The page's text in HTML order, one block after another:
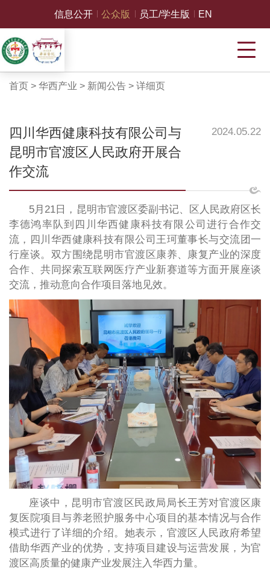
信息公开 公众版 员工/学生版 EN
首页 > 华西产业 > 新闻公告> 详细页
四川华西健康科技有限公司与
昆明市官渡区人民政府开展合
作交流
2024.05.22
5月21日，昆明市官渡区委副书记、区人民政府区长
李德鸿率队到四川华西健康科技有限公司进行合作交
流，四川华西健康科技有限公司王珂董事长与交流团一
行座谈。双方围绕昆明市官渡区康养、康复产业的深度
合作、共同探索互联网医疗产业新赛道等方面开展座谈
交流，推动意向合作项目落地见效。
座谈中，昆明市官渡区民政局局长王芳对官渡区康
复医院项目与养老照护服务中心项目的基本情况与合作
模式进行了详细的介绍。她表示，官渡区人民政府希望
借助华西产业的优势，支持项目建设与运营发展，为官
渡区高质量的健康产业发展注入华西力量。